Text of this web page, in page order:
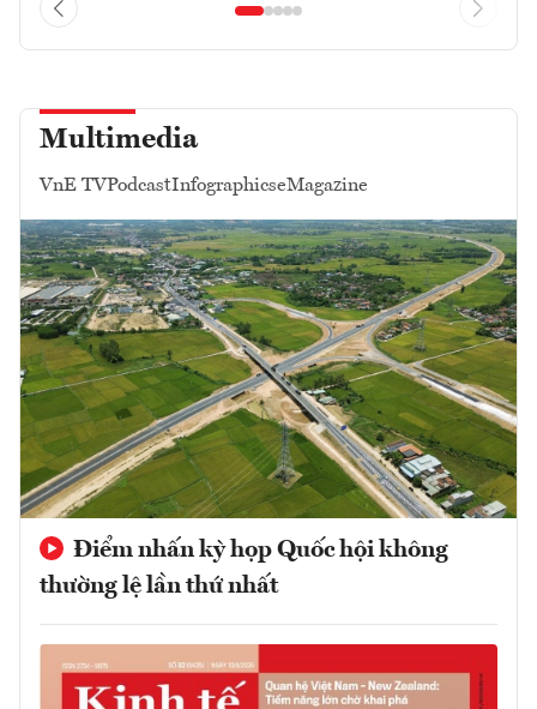
Multimedia
VnE TVPodcastInfographicseMagazine
Điểm nhấn kỳ họp Quốc hội không
thường lệ lần thứ nhất